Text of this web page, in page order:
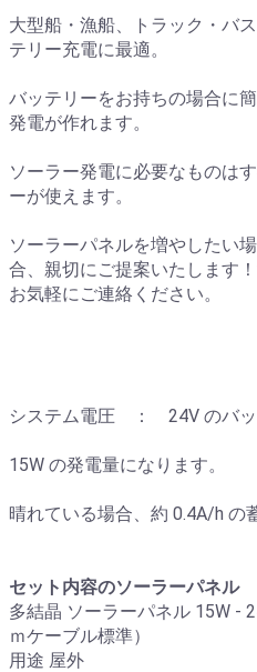
大型船・漁船、トラック・バ
テリー充電に最適。
バッテリーをお持ちの場合に
発電が作れます。
ソーラー発電に必要なものは
ーが使えます。
ソーラーパネルを増やしたい
合、親切にご提案いたします
お気軽にご連絡ください。
システム電圧 ： 24V のバッ
15W の発電量になります。
晴れている場合、約 0.4A/h の
セット内容のソーラーパネル
多結晶 ソーラーパネル 15W -
ｍケーブル標準）
用途 屋外